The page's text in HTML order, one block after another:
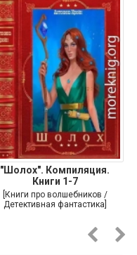
"Шолох". Компиляция.
Книги 1-7
[Книги про волшебников /
Детективная фантастика]